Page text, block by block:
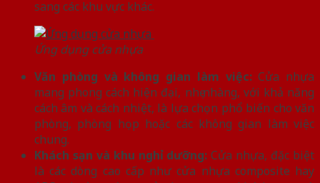
sang các khu vực khác.
Ứng dụng cửa nhựa
Văn phòng và không gian làm việc:Cửa nhựa
mang phong cách hiện đại, nhẹ nhàng, với khả năng
cách âm và cách nhiệt, là lựa chọn phổ biến cho văn
phòng, phòng họp hoặc các không gian làm việc
chung.
Khách sạn và khu nghỉ dưỡng: Cửa nhựa, đặc biệt
là các dòng cao cấp như cửa nhựa composite hay